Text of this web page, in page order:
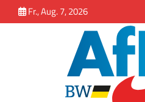
springen
to
Fr., Aug. 7, 2026